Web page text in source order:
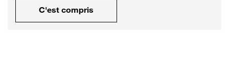
C'est compris